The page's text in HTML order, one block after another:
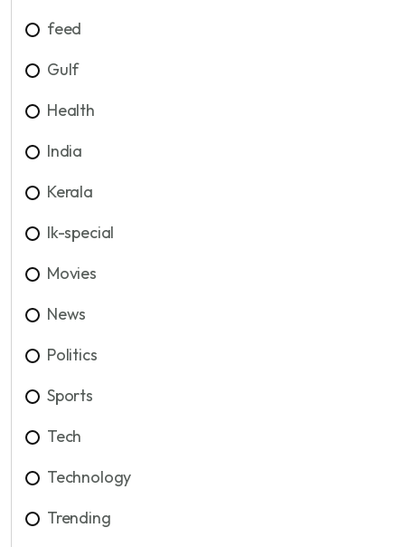
feed
Gulf
Health
India
Kerala
lk-special
Movies
News
Politics
Sports
Tech
Technology
Trending